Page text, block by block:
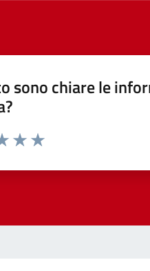
sono chiare le